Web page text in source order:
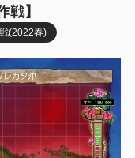
戦】
(2022春)